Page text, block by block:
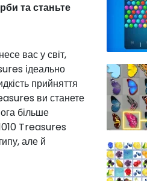
та станьте
вас у світ,
ідеально
прийняття
ви станете
більше
Treasures
але й